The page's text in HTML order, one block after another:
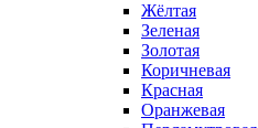
Жёлтая
Зеленая
Золотая
Коричневая
Красная
Оранжевая